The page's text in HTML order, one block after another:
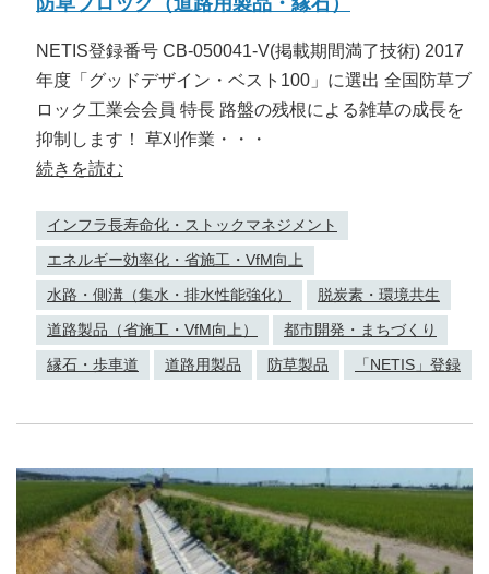
NETIS登録番号 CB-050041-V(掲載期間満了技術) 2017
年度「グッドデザイン・ベスト100」に選出 全国防草ブ
ロック工業会会員 特長 路盤の残根による雑草の成長を
抑制します！ 草刈作業・・・
続きを読む
インフラ長寿命化・ストックマネジメント
エネルギー効率化・省施工・VfM向上
水路・側溝（集水・排水性能強化）
脱炭素・環境共生
道路製品（省施工・VfM向上）
都市開発・まちづくり
縁石・歩車道
道路用製品 防草製品 「NETIS」登録